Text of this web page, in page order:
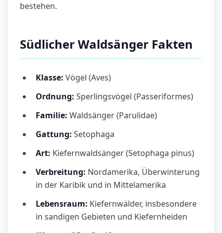
bestehen.
Südlicher Waldsänger Fakten
Klasse: Vögel (Aves)
Ordnung: Sperlingsvögel (Passeriformes)
Familie: Waldsänger (Parulidae)
Gattung: Setophaga
Art: Kiefernwaldsänger (Setophaga pinus)
Verbreitung: Nordamerika, Überwinterung
in der Karibik und in Mittelamerika
Lebensraum: Kiefernwälder, insbesondere
in sandigen Gebieten und Kiefernheiden